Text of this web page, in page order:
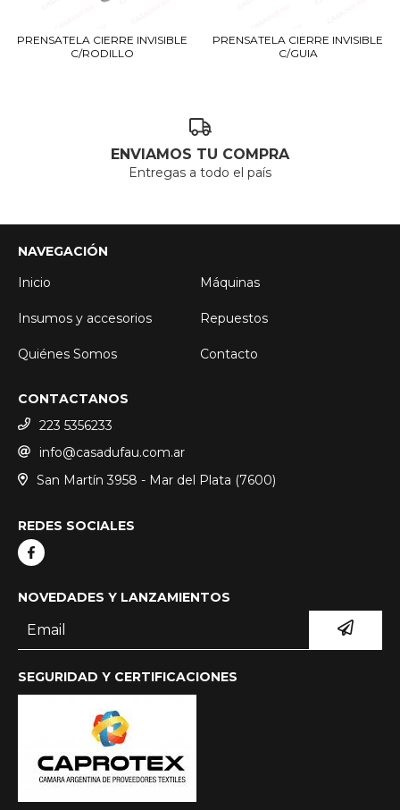
PRENSATELA CIERRE INVISIBLE
C/RODILLO
PRENSATELA CIERRE INVISIBLE
C/GUIA
ENVIAMOS TU COMPRA
Entregas a todo el país
NAVEGACIÓN
Inicio
Máquinas
Insumos y accesorios Repuestos
Quiénes Somos Contacto
CONTACTANOS
223 5356233
info@casadufau.com.ar
San Martín 3958 - Mar del Plata (7600)
REDES SOCIALES
NOVEDADES Y LANZAMIENTOS
SEGURIDAD Y CERTIFICACIONES